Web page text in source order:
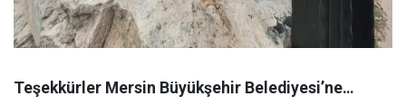
Teşekkürler Mersin Büyükşehir Belediyesi’ne…